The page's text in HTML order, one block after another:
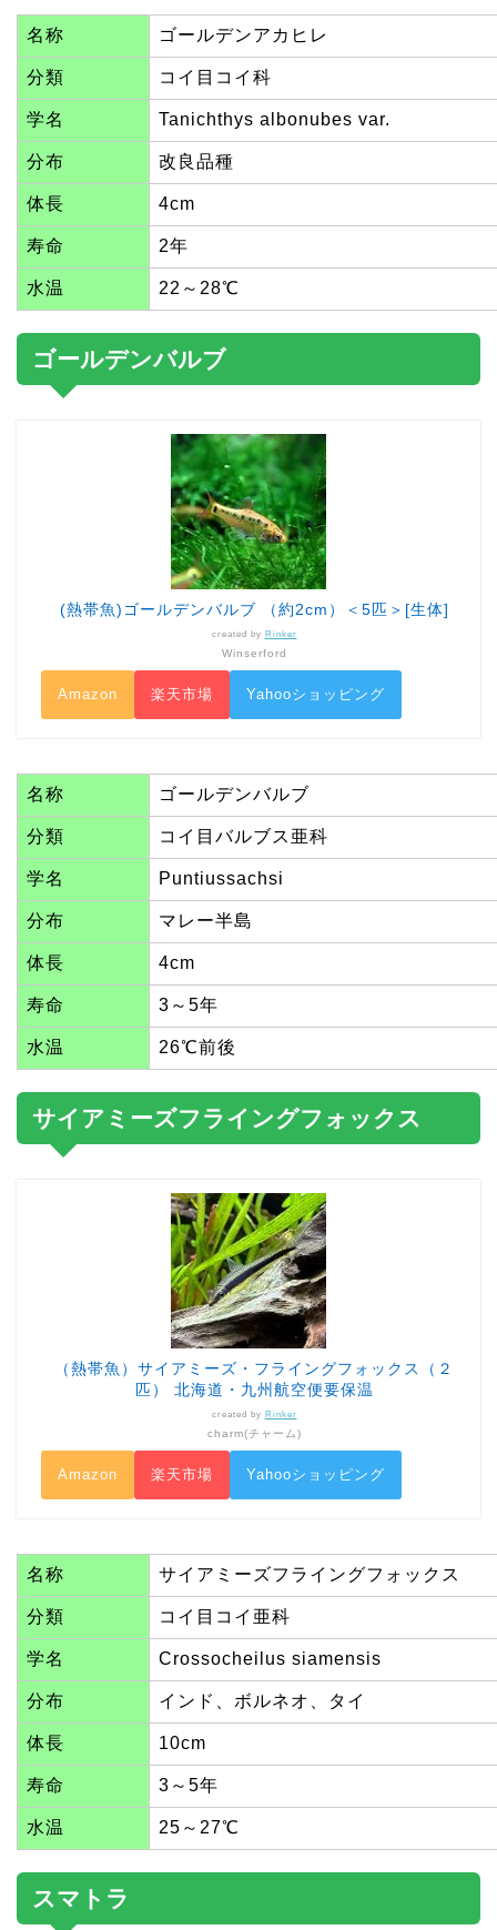
名称 ゴールデンアカヒレ
分類 コイ目コイ科
学名 Tanichthys albonubes var.
分布 改良品種
体長 4cm
寿命 2年
水温 22～28℃
ゴールデンバルブ
(熱帯魚)ゴールデンバルブ （約2cm）＜5匹＞[生体]
created by Rinker
Winserford
Amazon 楽天市場 Yahooショッピング
名称 ゴールデンバルブ
分類 コイ目バルブス亜科
学名 Puntiussachsi
分布 マレー半島
体長 4cm
寿命 3～5年
水温 26℃前後
サイアミーズフライングフォックス
（熱帯魚）サイアミーズ・フライングフォックス（２
匹） 北海道・九州航空便要保温
created by Rinker
charm(チャーム)
Amazon 楽天市場 Yahooショッピング
名称 サイアミーズフライングフォックス
分類 コイ目コイ亜科
学名 Crossocheilus siamensis
分布 インド、ボルネオ、タイ
体長 10cm
寿命 3～5年
水温 25～27℃
スマトラ